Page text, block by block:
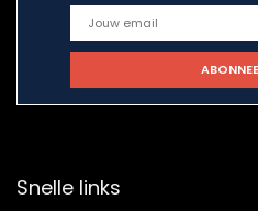
Snelle links